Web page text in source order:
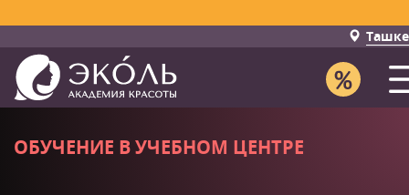
ОБУЧЕНИЕ В УЧЕБНОМ ЦЕНТРЕ